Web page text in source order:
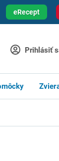
eRecept
Prihlásiť